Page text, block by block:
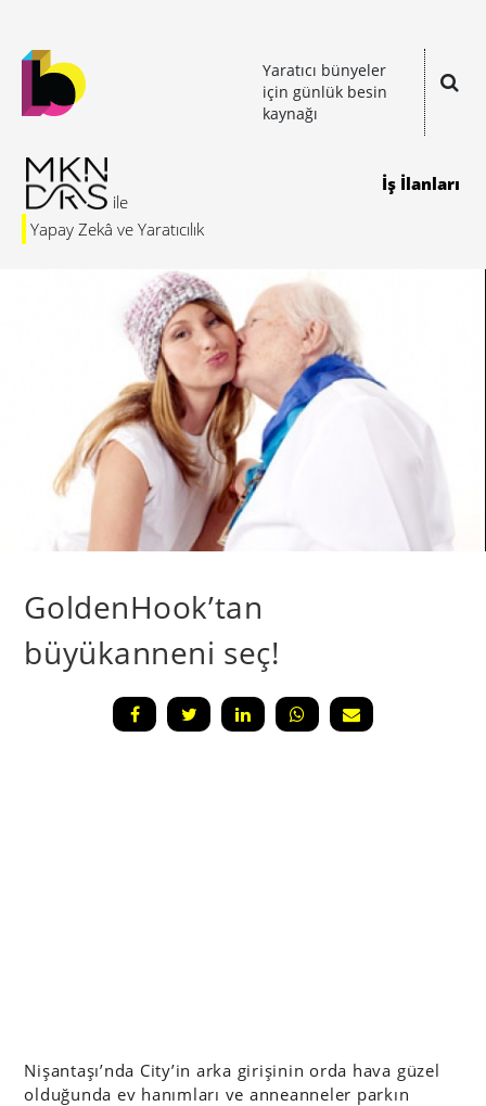
Yaratıcı bünyeler
için günlük besin
kaynağı
Yapay Zekâ ve Yaratıcılık
İş İlanları
GoldenHook’tan
büyükanneni seç!
Nişantaşı’nda City’in arka girişinin orda hava güzel
olduğunda ev hanımları ve anneanneler parkın